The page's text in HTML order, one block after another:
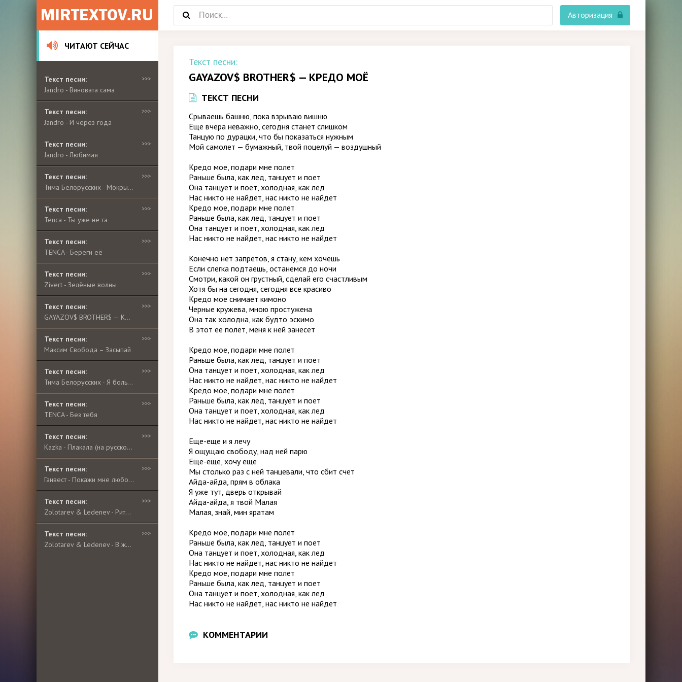
Авторизация
ЧИТАЮТ СЕЙЧАС
Текст песни:
Jandro - Виновата сама
>>>
Текст песни:
Jandro - И через года
>>>
Текст песни:
Jandro - Любимая
>>>
Текст песни:
Тима Белорусских - Мокрые кроссы
>>>
Текст песни:
Tenca - Ты уже не та
>>>
Текст песни:
TENCA - Береги её
>>>
Текст песни:
Zivert - Зелёные волны
>>>
Текст песни:
GAYAZOV$ BROTHER$ — Кредо моё
>>>
Текст песни:
Максим Свобода – Засыпай
>>>
Текст песни:
Тима Белорусских - Я больше не напишу
>>>
Текст песни:
TENCA - Без тебя
>>>
Текст песни:
Kazka - Плакала (на русском языке)
>>>
Текст песни:
Ганвест - Покажи мне любовь
>>>
Текст песни:
Zolotarev & Ledenev - Ритм района
>>>
Текст песни:
Zolotarev & Ledenev - В жизни так не бывает
>>>
Текст песни:
GAYAZOV$ BROTHER$ — КРЕДО МОЁ
ТЕКСТ ПЕСНИ
Срываешь башню, пока взрываю вишню
Еще вчера неважно, сегодня станет слишком
Танцую по дурацки, что бы показаться нужным
Мой самолет — бумажный, твой поцелуй — воздушный
Кредо мое, подари мне полет
Раньше была, как лед, танцует и поет
Она танцует и поет, холодная, как лед
Нас никто не найдет, нас никто не найдет
Кредо мое, подари мне полет
Раньше была, как лед, танцует и поет
Она танцует и поет, холодная, как лед
Нас никто не найдет, нас никто не найдет
Конечно нет запретов, я стану, кем хочешь
Если слегка подтaешь, останемся до ночи
Смотри, какой он грустный, сделай его счастливым
Хотя бы на сегодня, сегодня все красиво
Кредо мое снимает кимоно
Черные кружева, мною простужена
Она так холодна, как будто эскимо
В этот ее полет, меня к ней занесет
Кредо мое, подари мне полет
Раньше была, как лед, танцует и поет
Она танцует и поет, холодная, как лед
Нас никто не найдет, нас никто не найдет
Кредо мое, подари мне полет
Раньше была, как лед, танцует и поет
Она танцует и поет, холодная, как лед
Нас никто не найдет, нас никто не найдет
Еще-еще и я лечу
Я ощущаю свободу, над ней парю
Еще-еще, хочу еще
Мы столько раз с ней танцевали, что сбит счет
Айда-айда, прям в облака
Я уже тут, дверь открывай
Айда-айда, я твой Малая
Малая, знай, мин яратaм
Кредо мое, подари мне полет
Раньше была, как лед, танцует и поет
Она танцует и поет, холодная, как лед
Нас никто не найдет, нас никто не найдет
Кредо мое, подари мне полет
Раньше была, как лед, танцует и поет
Она танцует и поет, холодная, как лед
Нас никто не найдет, нас никто не найдет
КОММЕНТАРИИ